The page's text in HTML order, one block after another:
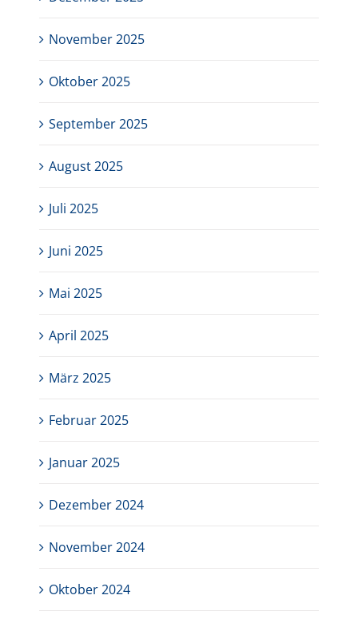
November 2025
Oktober 2025
September 2025
August 2025
Juli 2025
Juni 2025
Mai 2025
April 2025
März 2025
Februar 2025
Januar 2025
Dezember 2024
November 2024
Oktober 2024